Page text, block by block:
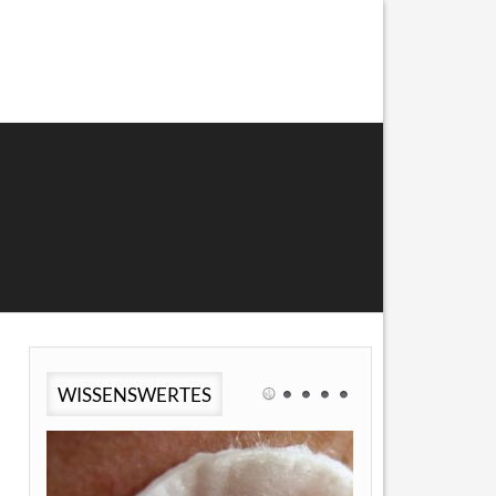
WISSENSWERTES